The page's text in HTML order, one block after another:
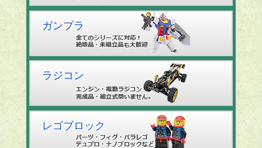
ガンプラ
ラジコン
レゴブロック